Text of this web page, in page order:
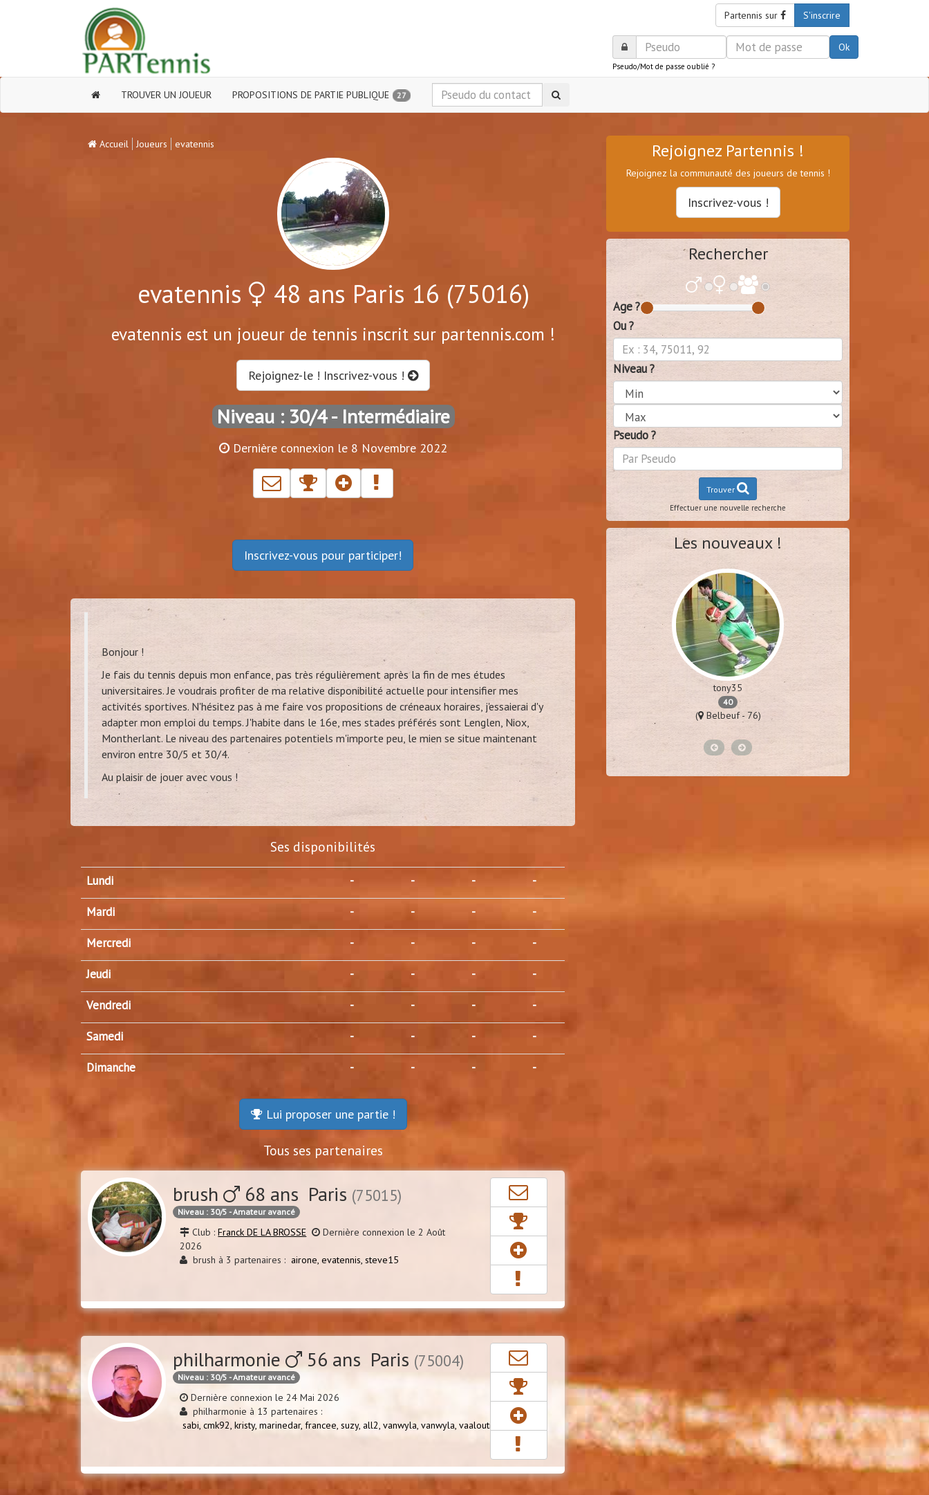
Partennis sur S'inscrire
Ok
Pseudo/Mot de passe oublié ?
TROUVER UN JOUEUR PROPOSITIONS DE PARTIE PUBLIQUE 27
Accueil Joueurs evatennis
evatennis 48 ans Paris 16 (75016)
evatennis est un joueur de tennis inscrit sur partennis.com !
Rejoignez-le ! Inscrivez-vous !
Niveau : 30/4- Intermédiaire
Dernière connexion le 8 Novembre 2022
Inscrivez-vous pour participer!
Bonjour !
Je fais du tennis depuis mon enfance, pas très régulièrement après la fin de mes études
universitaires. Je voudrais profiter de ma relative disponibilité actuelle pour intensifier mes
activités sportives. N'hésitez pas à me faire vos propositions de créneaux horaires, j'essaierai d'y
adapter mon emploi du temps. J'habite dans le 16e, mes stades préférés sont Lenglen, Niox,
Montherlant. Le niveau des partenaires potentiels m'importe peu, le mien se situe maintenant
environ entre 30/5 et 30/4.
Au plaisir de jouer avec vous !
Ses disponibilités
Lundi - - - -
Mardi - - - -
Mercredi - - - -
Jeudi - - - -
Vendredi - - - -
Samedi - - - -
Dimanche - - - -
Lui proposer une partie !
Tous ses partenaires
brush 68 ans Paris (75015)
Niveau : 30/5 - Amateur avancé
Club :Franck DE LA BROSSE
Dernière connexion le 2 Août
2026
brush à 3 partenaires : airone,evatennis,steve15
philharmonie 56 ans Paris (75004)
Niveau : 30/5 - Amateur avancé
Dernière connexion le 24 Mai 2026
philharmonie à 13 partenaires :
sabi,cmk92,kristy,marinedar,francee,suzy,all2,vanwyla,vanwyla,vaaloutine, ...
Rejoignez Partennis !
Rejoignez la communauté des joueurs de tennis !
Inscrivez-vous !
Rechercher
Age ?
Ou ?
Niveau ?
Pseudo ?
Trouver
Effectuer une nouvelle recherche
Les nouveaux !
marceau
Vanves - 92)
tony35
40
( Belbeuf - 76)